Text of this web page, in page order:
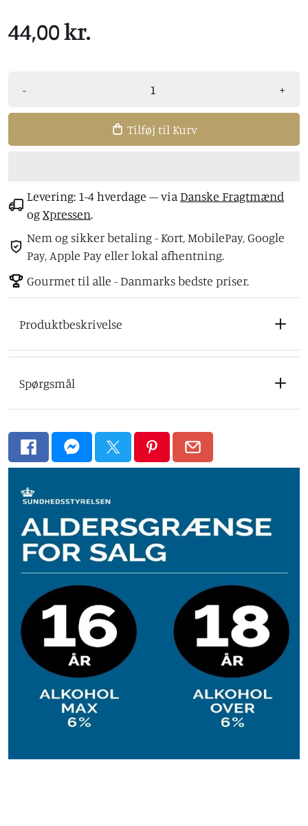
44,00 kr.
- +
Tilføj til Kurv
Levering: 1-4 hverdage – via Danske Fragtmænd
ogXpressen.
Nem og sikker betaling - Kort, MobilePay, Google
Pay, Apple Pay eller lokal afhentning.
Gourmet til alle - Danmarks bedste priser.
Produktbeskrivelse
Spørgsmål